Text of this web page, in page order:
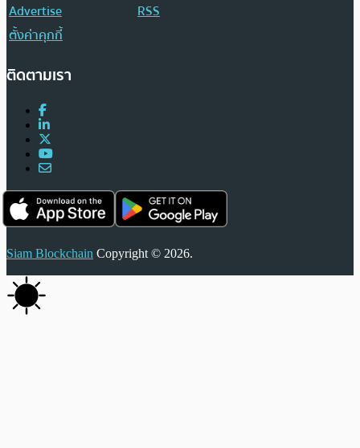
Advertise
RSS
ตั้งค่าคุกกี้
ติดตามเรา
Siam Blockchain Copyright © 2026.